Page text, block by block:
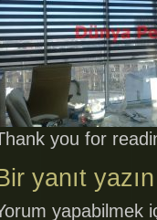
you for
yanıt yazın
yapabilmek